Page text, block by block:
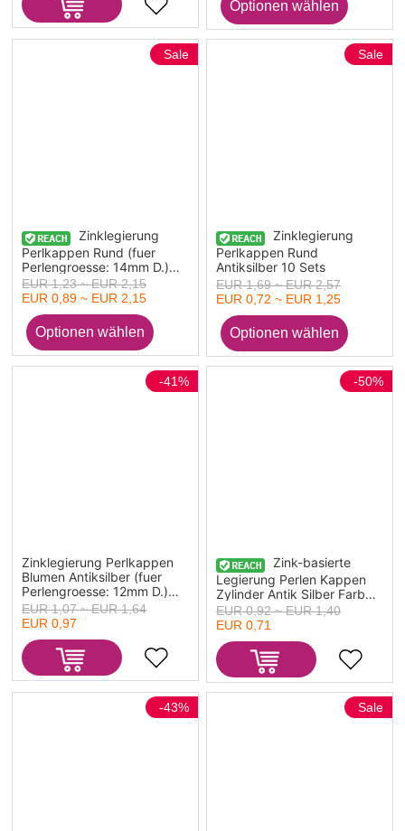
Zinklegierung
Perlkappen Rund (fuer
Perlengroesse: 14mm D.)
15mm x 11mm, 10 Stueck
Sale
EUR 1,23 ~ EUR 2,15
EUR 0,89 ~ EUR 2,15
Zinklegierung
Perlkappen Rund
Antiksilber 10 Sets
Sale
EUR 1,69 ~ EUR 2,57
EUR 0,72 ~ EUR 1,25
Zinklegierung Perlkappen
Blumen Antiksilber (fuer
Perlengroesse: 12mm D.)
12mm x 12mm, 50 Stueck
-41%
EUR 1,07 ~ EUR 1,64
EUR 0,97
Zink-basierte
Legierung Perlen Kappen
Zylinder Antik Silber Farbe
(Fit Perlen Groesse: 5mm
Dia.) 17mm x 7mm, 10 PCs
-50%
EUR 0,92 ~ EUR 1,40
EUR 0,71
-43% Sale